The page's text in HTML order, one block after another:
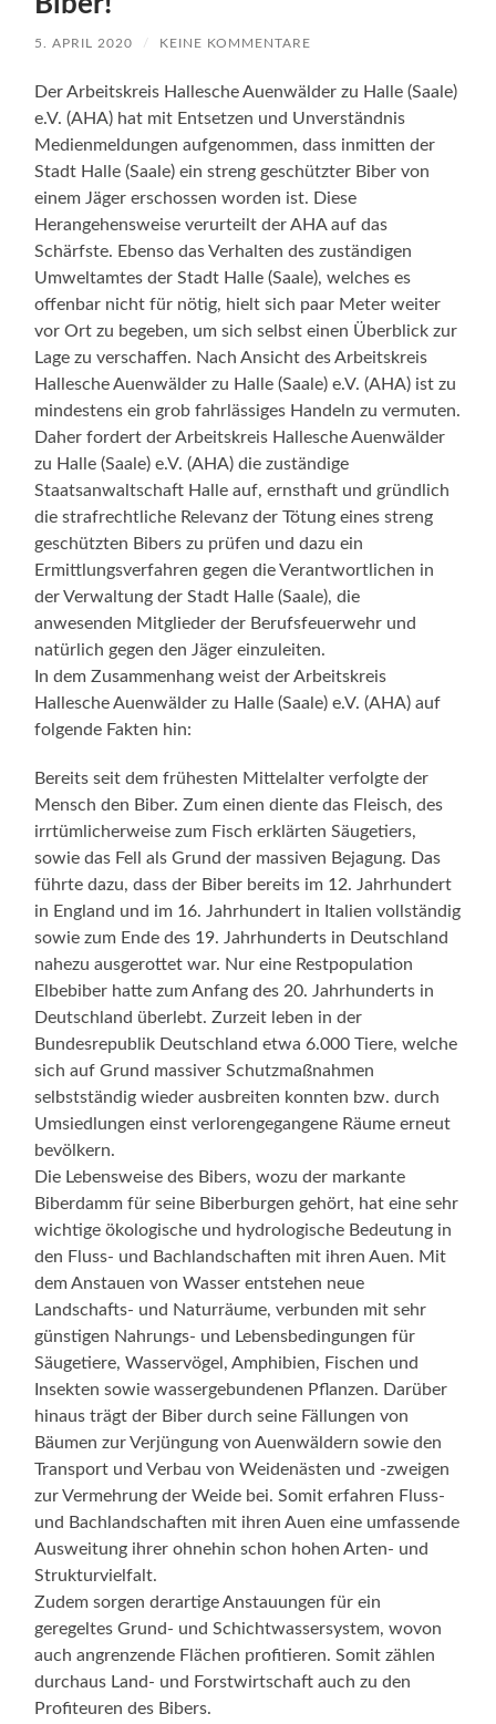
5. APRIL 2020 / KEINE KOMMENTARE
Der Arbeitskreis Hallesche Auenwälder zu Halle (Saale)
e.V. (AHA) hat mit Entsetzen und Unverständnis
Medienmeldungen aufgenommen, dass inmitten der
Stadt Halle (Saale) ein streng geschützter Biber von
einem Jäger erschossen worden ist. Diese
Herangehensweise verurteilt der AHA auf das
Schärfste. Ebenso das Verhalten des zuständigen
Umweltamtes der Stadt Halle (Saale), welches es
offenbar nicht für nötig, hielt sich paar Meter weiter
vor Ort zu begeben, um sich selbst einen Überblick zur
Lage zu verschaffen. Nach Ansicht des Arbeitskreis
Hallesche Auenwälder zu Halle (Saale) e.V. (AHA) ist zu
mindestens ein grob fahrlässiges Handeln zu vermuten.
Daher fordert der Arbeitskreis Hallesche Auenwälder
zu Halle (Saale) e.V. (AHA) die zuständige
Staatsanwaltschaft Halle auf, ernsthaft und gründlich
die strafrechtliche Relevanz der Tötung eines streng
geschützten Bibers zu prüfen und dazu ein
Ermittlungsverfahren gegen die Verantwortlichen in
der Verwaltung der Stadt Halle (Saale), die
anwesenden Mitglieder der Berufsfeuerwehr und
natürlich gegen den Jäger einzuleiten.
In dem Zusammenhang weist der Arbeitskreis
Hallesche Auenwälder zu Halle (Saale) e.V. (AHA) auf
folgende Fakten hin:
Bereits seit dem frühesten Mittelalter verfolgte der
Mensch den Biber. Zum einen diente das Fleisch, des
irrtümlicherweise zum Fisch erklärten Säugetiers,
sowie das Fell als Grund der massiven Bejagung. Das
führte dazu, dass der Biber bereits im 12. Jahrhundert
in England und im 16. Jahrhundert in Italien vollständig
sowie zum Ende des 19. Jahrhunderts in Deutschland
nahezu ausgerottet war. Nur eine Restpopulation
Elbebiber hatte zum Anfang des 20. Jahrhunderts in
Deutschland überlebt. Zurzeit leben in der
Bundesrepublik Deutschland etwa 6.000 Tiere, welche
sich auf Grund massiver Schutzmaßnahmen
selbstständig wieder ausbreiten konnten bzw. durch
Umsiedlungen einst verlorengegangene Räume erneut
bevölkern.
Die Lebensweise des Bibers, wozu der markante
Biberdamm für seine Biberburgen gehört, hat eine sehr
wichtige ökologische und hydrologische Bedeutung in
den Fluss- und Bachlandschaften mit ihren Auen. Mit
dem Anstauen von Wasser entstehen neue
Landschafts- und Naturräume, verbunden mit sehr
günstigen Nahrungs- und Lebensbedingungen für
Säugetiere, Wasservögel, Amphibien, Fischen und
Insekten sowie wassergebundenen Pflanzen. Darüber
hinaus trägt der Biber durch seine Fällungen von
Bäumen zur Verjüngung von Auenwäldern sowie den
Transport und Verbau von Weidenästen und -zweigen
zur Vermehrung der Weide bei. Somit erfahren Fluss-
und Bachlandschaften mit ihren Auen eine umfassende
Ausweitung ihrer ohnehin schon hohen Arten- und
Strukturvielfalt.
Zudem sorgen derartige Anstauungen für ein
geregeltes Grund- und Schichtwassersystem, wovon
auch angrenzende Flächen profitieren. Somit zählen
durchaus Land- und Forstwirtschaft auch zu den
Profiteuren des Bibers.